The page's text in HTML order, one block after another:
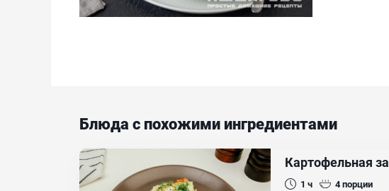
Блюда с похожими ингредиентами
Картофельная
1 ч 4порции